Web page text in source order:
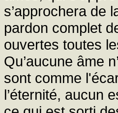
s’approchera de
pardon complet
ouvertes toutes
Qu’aucune âme
sont comme
l’éternité, aucun